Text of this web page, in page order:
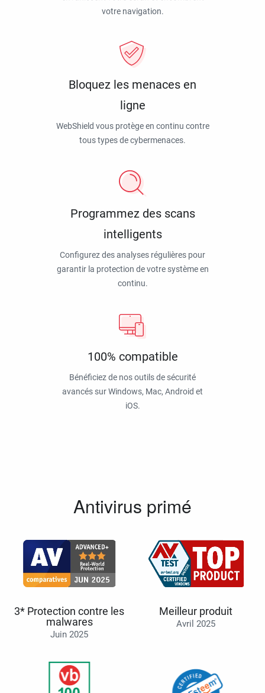
votre navigation.
Bloquez les menaces en
ligne
WebShield vous protège en continu contre
tous types de cybermenaces.
Programmez des scans
intelligents
Configurez des analyses régulières pour
garantir la protection de votre système en
continu.
100% compatible
Bénéficiez de nos outils de sécurité
avancés sur Windows, Mac, Android et
iOS.
Antivirus primé
3* Protection contre les
malwares
Juin 2025
Meilleur produit
Avril 2025